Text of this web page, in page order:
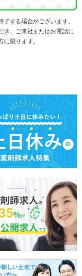
する場合がございます。
き、ご来社またはお電話に
限ります。